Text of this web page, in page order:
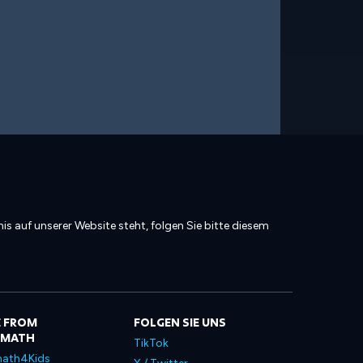
auf unserer Website steht, folgen Sie bitte diesem
FROM
FOLGEN SIE UNS
TikTok